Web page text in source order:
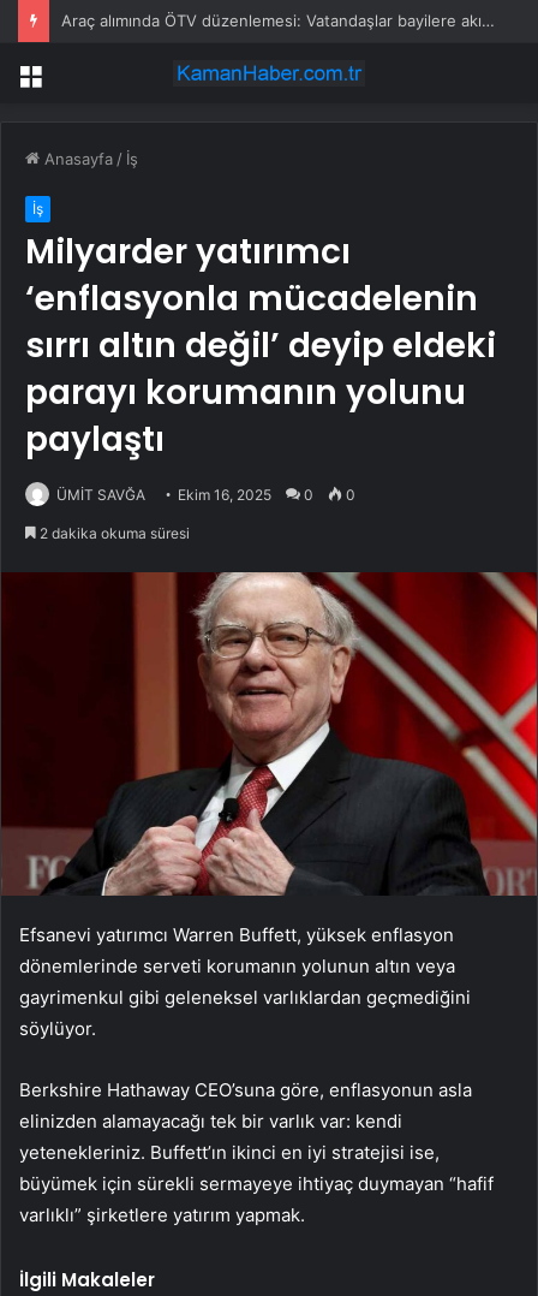
Araç alımında ÖTV düzenlemesi: Vatandaşlar bayilere akın etti
Menü
Anasayfa / İş
İş
Milyarder yatırımcı
‘enflasyonla mücadelenin
sırrı altın değil’ deyip eldeki
parayı korumanın yolunu
paylaştı
ÜMİT SAVĞA Ekim 16, 2025 0 0
2 dakika okuma süresi
Efsanevi yatırımcı Warren Buffett, yüksek enflasyon
dönemlerinde serveti korumanın yolunun altın veya
gayrimenkul gibi geleneksel varlıklardan geçmediğini
söylüyor.
Berkshire Hathaway CEO’suna göre, enflasyonun asla
elinizden alamayacağı tek bir varlık var: kendi
yetenekleriniz. Buffett’ın ikinci en iyi stratejisi ise,
büyümek için sürekli sermayeye ihtiyaç duymayan “hafif
varlıklı” şirketlere yatırım yapmak.
İlgili Makaleler